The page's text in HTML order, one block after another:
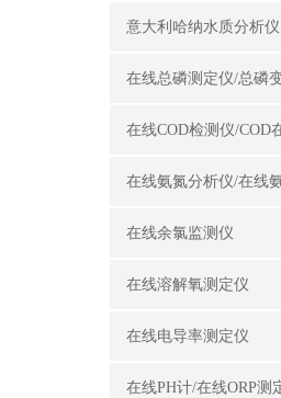
意大利哈纳水质分析仪
在线COD检测仪/COD
在线余氯监测仪
在线溶解氧测定仪
在线电导率测定仪